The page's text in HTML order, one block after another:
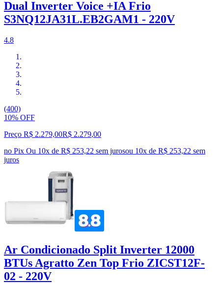
Dual Inverter Voice +IA Frio
S3NQ12JA31L.EB2GAM1 - 220V
4.8
(400)
10% OFF
Preço R$ 2.279,00R$ 2.279,00
no Pix Ou 10x de R$ 253,22 sem jurosou 10x de R$ 253,22 sem
juros
Ar Condicionado Split Inverter 12000
BTUs Agratto Zen Top Frio ZICST12F-
02 - 220V